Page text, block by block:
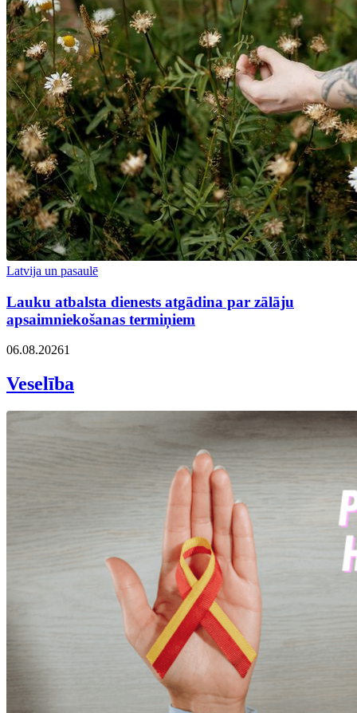
Latvija un pasaulē
Lauku atbalsta dienests atgādina par zālāju
apsaimniekošanas termiņiem
06.08.20261
Veselība